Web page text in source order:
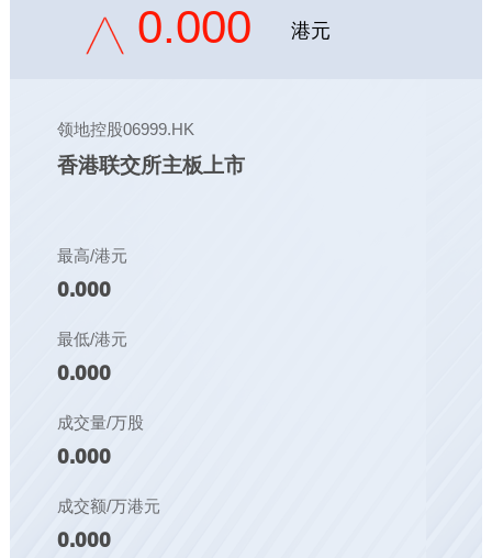
0.000 港元
领地控股06999.HK
香港联交所主板上市
最高/港元
0.000
最低/港元
0.000
成交量/万股
0.000
成交额/万港元
0.000